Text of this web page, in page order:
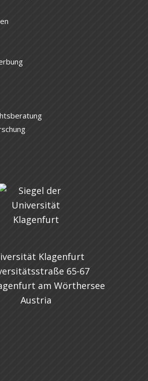
Klagenfurt
65-67
am Wörthersee
Austria